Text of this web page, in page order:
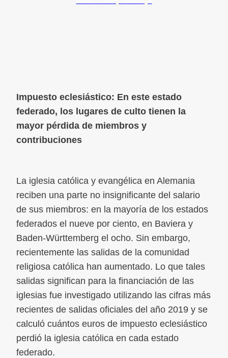
Impuesto eclesiástico: En este estado
federado, los lugares de culto tienen la
mayor pérdida de miembros y
contribuciones
La iglesia católica y evangélica en Alemania
reciben una parte no insignificante del salario
de sus miembros: en la mayoría de los estados
federados el nueve por ciento, en Baviera y
Baden-Württemberg el ocho. Sin embargo,
recientemente las salidas de la comunidad
religiosa católica han aumentado. Lo que tales
salidas significan para la financiación de las
iglesias fue investigado utilizando las cifras más
recientes de salidas oficiales del año 2019 y se
calculó cuántos euros de impuesto eclesiástico
perdió la iglesia católica en cada estado
federado.